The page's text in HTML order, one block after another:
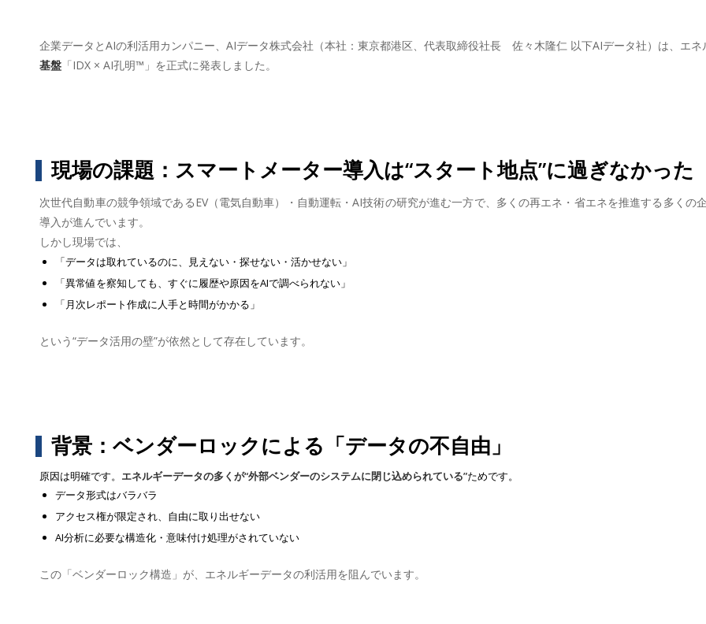
企業データとAIの利活用カンパニー、AIデータ株式会社（本社：東京都港区、代表取締役社長 佐々木隆仁 以下AIデータ社）は、エネ
基盤 「IDX × AI孔明™」を正式に発表しました。
現場の課題：スマートメーター導入は“スタート地点”に過ぎなかった
次世代自動車の競争領域であるEV（電気自動車）・自動運転・AI技術の研究が進む一方で、多くの再エネ・省エネを推進する多く
導入が進んでいます。
しかし現場では、
「データは取れているのに、見えない・探せない・活かせない」
「異常値を察知しても、すぐに履歴や原因をAIで調べられない」
「月次レポート作成に人手と時間がかかる」
という“データ活用の壁”が依然として存在しています。
背景：ベンダーロックによる「データの不自由」
原因は明確です。 エネルギーデータの多くが“外部ベンダーのシステムに閉じ込められている”ためです。
データ形式はバラバラ
アクセス権が限定され、自由に取り出せない
AI分析に必要な構造化・意味付け処理がされていない
この「ベンダーロック構造」が、エネルギーデータの利活用を阻んでいます。